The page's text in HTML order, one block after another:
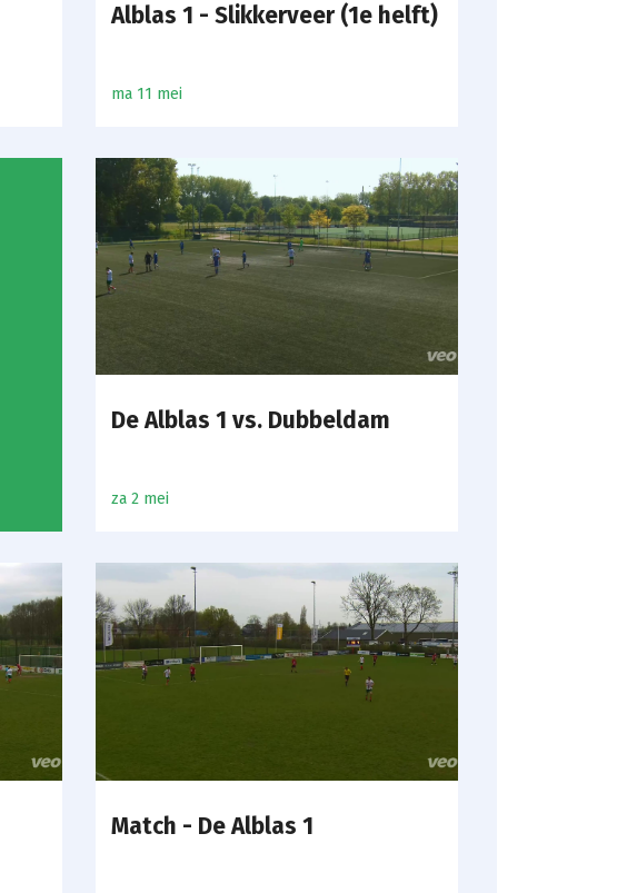
Alblas 1 - Slikkerveer (1e helft)
ma 11 mei
De Alblas 1 vs. Dubbeldam
za 2 mei
Match - De Alblas 1